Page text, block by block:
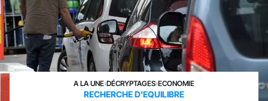
A LA UNE›DÉCRYPTAGES›ECONOMIE
RECHERCHE D'EQUILIBRE